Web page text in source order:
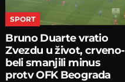
SPORT
Bruno Duarte vratio
Zvezdu u život, crveno-
beli smanjili minus
protv OFK Beograda